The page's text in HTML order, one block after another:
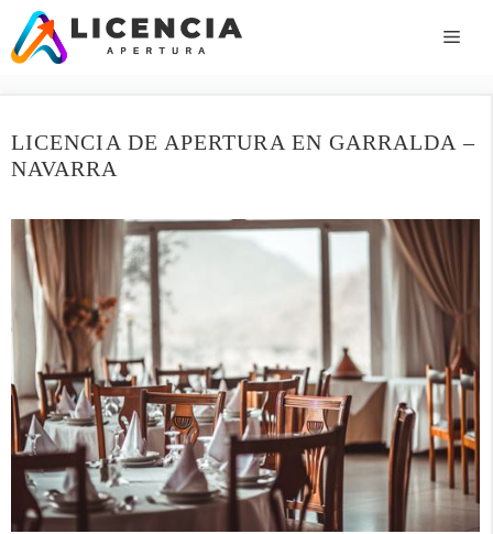
Saltar
contenido
LICENCIA DE APERTURA EN GARRALDA –
NAVARRA